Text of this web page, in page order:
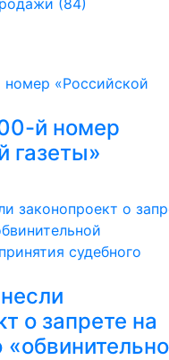
(84)
й номер
газеты»
о запрете на